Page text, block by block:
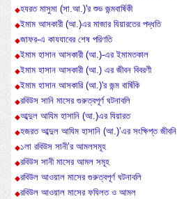
হযরত মাসুমা (সা.আ.)'র শুভ জন্মবার্ষিকী
ইমাম আসকারী (আ.)এর মাজার যিয়ারতের পদ্ধতি
জাফর-এ কাযযাবের শেষ পরিণতি
ইমাম হাসান আসকারী (আ.)-এর ইমামতকাল
ইমাম হাসান আসকারী (আ.) এর জীবন বিবরণী
ইমাম হাসান আসকারি (আ.)'র জন্ম বার্ষিকি
রবিউস সানি মাসের গুরুত্বপূর্ণ ঘটনাবলি
আব্দুল আযিম হাসানি (আ.)এর যিয়ারত
হজরত আব্দুল আযিম হাসানি (আ.)’এর সংক্ষিপ্ত জীবনি
১লা রবিউস সানী’র আমলসমূহ
রবিউস সানী মাসের আমল সমূহ
রবিউল আওয়াল মাসের গুরুত্বপূর্ণ ঘটনাবলি
রবিউল আওয়াল মাসের ফযিলত ও আমল